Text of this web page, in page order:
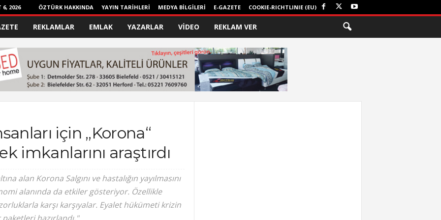
6, 2026 ÖZTÜRK HAKKINDA YAYIN TARİHLERİ MEDYA BİLGİLERİ E-GAZETE COOKIE-RICHTLINIE (EU)
REKLAMLAR EMLAK YAZARLAR VİDEO REKLAM VER
için „Korona“
imkanlarını araştırdı
alan Korona Salgını ve hastalığın yayılmasını
alanında da etkiler gösteriyor. Özellikle
karşı karşıyalar. Eyalet hükümeti krizin